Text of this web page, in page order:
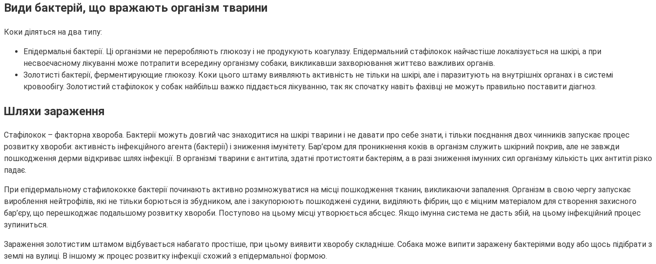
Види бактерій, що вражають організм тварини
Коки діляться на два типу:
Епідермальні бактерії. Ці організми не переробляють глюкозу і не продукують коагулазу. Епідермальний стафілокок найчастіше локалізується на шкірі, а при
несвоєчасному лікуванні може потрапити всередину організму собаки, викликавши захворювання життєво важливих органів.
Золотисті бактерії, ферментирующие глюкозу. Коки цього штаму виявляють активність не тільки на шкірі, але і паразитують на внутрішніх органах і в системі
кровообігу. Золотистий стафілокок у собак найбільш важко піддається лікуванню, так як спочатку навіть фахівці не можуть правильно поставити діагноз.
Шляхи зараження
Стафілокок – факторна хвороба. Бактерії можуть довгий час знаходитися на шкірі тварини і не давати про себе знати, і тільки поєднання двох чинників запускає процес
розвитку хвороби: активність інфекційного агента (бактерії) і зниження імунітету. Бар’єром для проникнення коків в організм служить шкірний покрив, але не завжди
пошкодження дерми відкриває шлях інфекції. В організмі тварини є антитіла, здатні протистояти бактеріям, а в разі зниження імунних сил організму кількість цих антитіл різко
падає.
При епідермальному стафилококке бактерії починають активно розмножуватися на місці пошкодження тканин, викликаючи запалення. Організм в свою чергу запускає
вироблення нейтрофілів, які не тільки борються із збудником, але і закупорюють пошкоджені судини, виділяють фібрин, що є міцним матеріалом для створення захисного
бар’єру, що перешкоджає подальшому розвитку хвороби. Поступово на цьому місці утворюється абсцес. Якщо імунна система не дасть збій, на цьому інфекційний процес
зупиниться.
Зараження золотистим штамом відбувається набагато простіше, при цьому виявити хворобу складніше. Собака може випити заражену бактеріями воду або щось підібрати з
землі на вулиці. В іншому ж процес розвитку інфекції схожий з епідермальної формою.